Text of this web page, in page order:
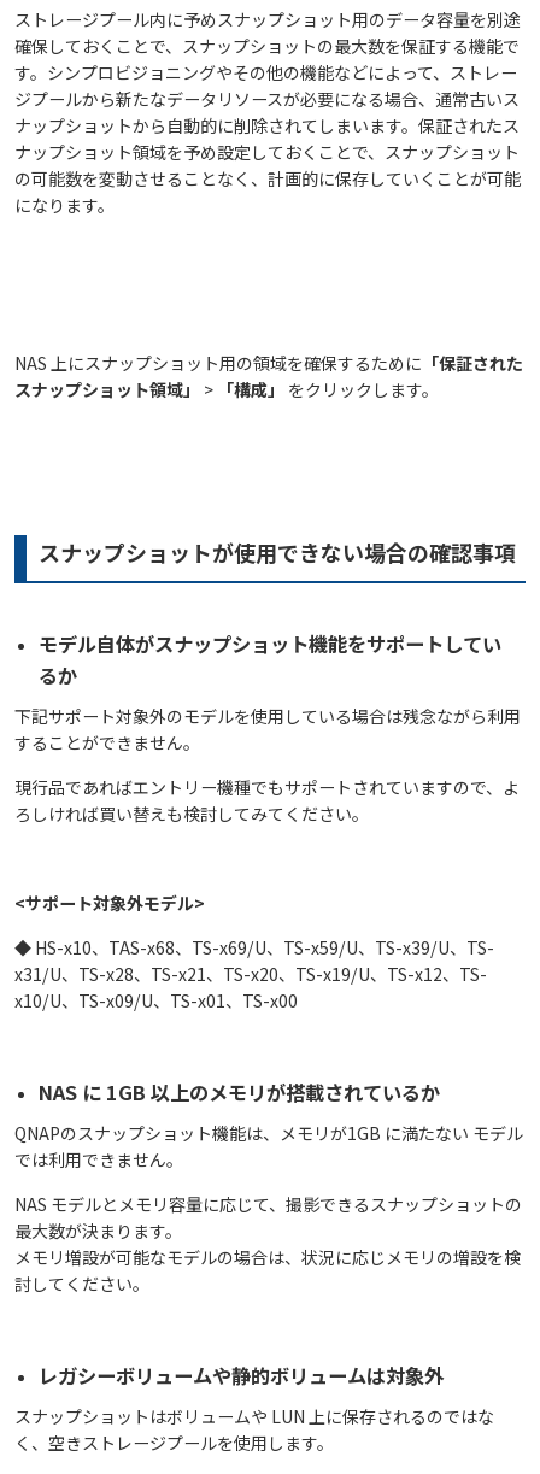
ストレージプール内に予めスナップショット用のデータ容量を別途
確保しておくことで、スナップショットの最大数を保証する機能で
す。シンプロビジョニングやその他の機能などによって、ストレー
ジプールから新たなデータリソースが必要になる場合、通常古いス
ナップショットから自動的に削除されてしまいます。保証されたス
ナップショット領域を予め設定しておくことで、スナップショット
の可能数を変動させることなく、計画的に保存していくことが可能
になります。
NAS 上にスナップショット用の領域を確保するために 「保証された
スナップショット領域」 > 「構成」 をクリックします。
スナップショットが使用できない場合の確認事項
モデル自体がスナップショット機能をサポートしてい
るか
下記サポート対象外のモデルを使用している場合は残念ながら利用
することができません。
現行品であればエントリー機種でもサポートされていますので、よ
ろしければ買い替えも検討してみてください。
<サポート対象外モデル>
◆ HS-x10、TAS-x68、TS-x69/U、TS-x59/U、TS-x39/U、TS-
x31/U、TS-x28、TS-x21、TS-x20、TS-x19/U、TS-x12、TS-
x10/U、TS-x09/U、TS-x01、TS-x00
NAS に 1GB 以上のメモリが搭載されているか
QNAPのスナップショット機能は、メモリが1GB に満たない モデル
では利用できません。
NAS モデルとメモリ容量に応じて、撮影できるスナップショットの
最大数が決まります。
メモリ増設が可能なモデルの場合は、状況に応じメモリの増設を検
討してください。
レガシーボリュームや静的ボリュームは対象外
スナップショットはボリュームや LUN 上に保存されるのではな
く、空きストレージプールを使用します。